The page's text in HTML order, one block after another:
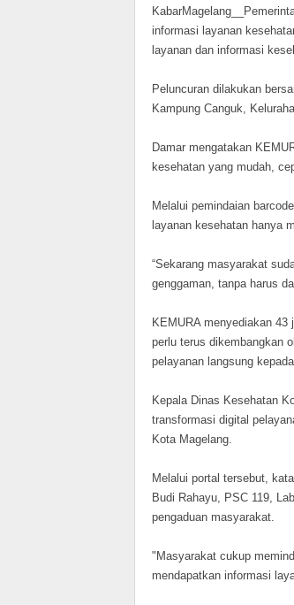
informasi layanan
layanan dan informasi
Peluncuran dilakukan
Kampung Canguk,
Damar mengatakan
kesehatan yang mudah,
Melalui pemindaian
layanan kesehatan hanya
“Sekarang masyarakat
genggaman, tanpa harus
KEMURA menyediakan
perlu terus dikembangkan
pelayanan langsung
Kepala Dinas Kesehatan
transformasi digital
Kota Magelang.
Melalui portal tersebut,
Budi Rahayu, PSC 119,
pengaduan masyarakat.
"Masyarakat cukup
mendapatkan informasi